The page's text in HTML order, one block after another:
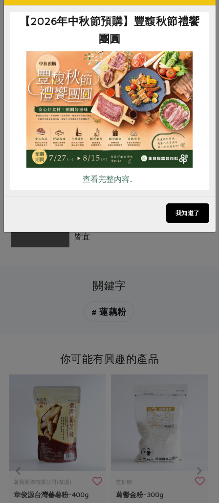
產品規格(*為合作社指定原料)
蓮藕粉-300g
農友/生產者 范郁卿
產地/原產地 台南白河
淨重/數量 300公克
內容物 蓮藕粉
保存條件 陰涼乾燥處未開封可保存18個月
產品說明
本土種植的蓮藕，取用其地下莖，採
古法水磨製作
熱水沖入調勻成糊狀；隨喜好酌加蜂
蜜、冰糖、楓糖或百合粉，熱飲涼茶
皆宜
關鍵字
# 蓮藕粉
你可能有興趣的產品
薯寶國際有限公司(章源)
章俊源台灣蕃薯粉-400g
范郁卿
葛鬱金粉-300g
惜食 RPET 食譜 減硝酸鹽
雞蛋 食安 共同購買
【2026年中秋節預購】豐馥秋節禮饗
團圓
查看完整內容..
我知道了